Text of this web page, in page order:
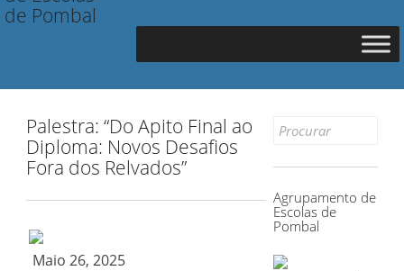
Palestra: “Do Apito Final ao
Diploma: Novos Desafios
Fora dos Relvados”
Maio 26, 2025
Search
Agrupamento de
Escolas de
Pombal